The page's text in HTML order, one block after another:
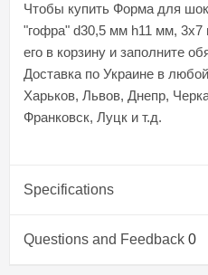
Чтобы купить Форма для
"гофра" d30,5 мм h11 мм, 3х7
его в корзину и заполните
Доставка по Украине в
Харьков, Львов, Днепр,
Франковск, Луцк и т.д.
Specifications
Questions and Feedback 0